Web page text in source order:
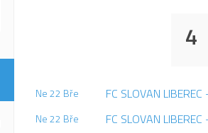
4
Ne 22 Bře FC SLOVAN LIBEREC
Ne 22 Bře
FC SLOVAN LIBEREC